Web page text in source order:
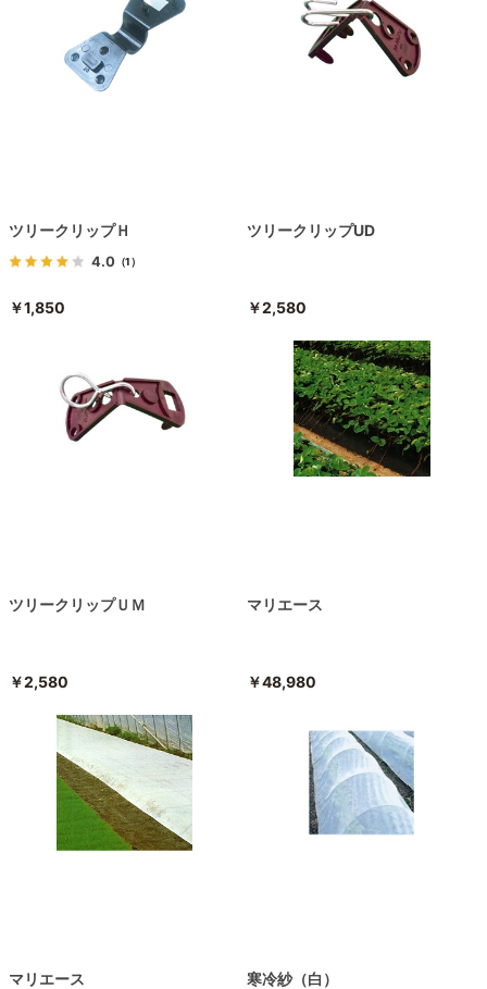
ツリークリップＨ
4.0 （1）
￥1,850
ツリークリップUD
￥2,580
ツリークリップＵＭ
￥2,580
マリエース
￥48,980
マリエース 寒冷紗（白）